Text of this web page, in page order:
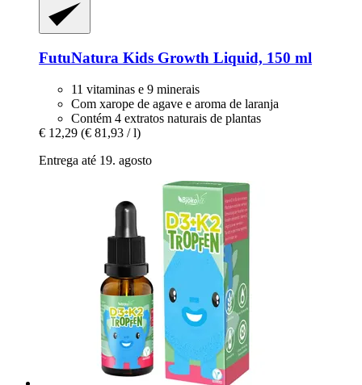
FutuNatura Kids Growth Liquid, 150 ml
11 vitaminas e 9 minerais
Com xarope de agave e aroma de laranja
Contém 4 extratos naturais de plantas
€ 12,29 (€ 81,93 / l)
Entrega até 19. agosto